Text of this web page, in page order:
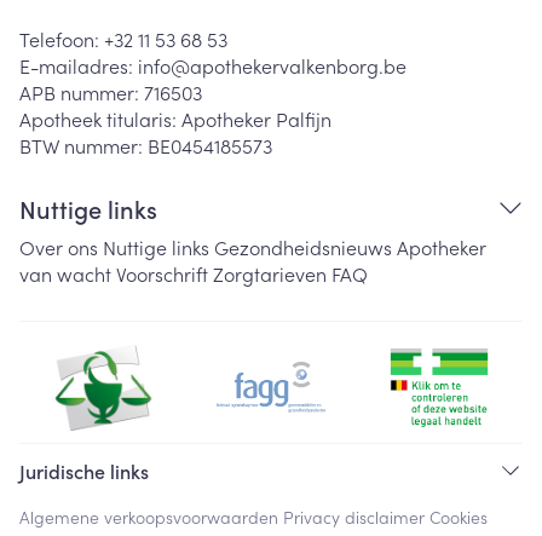
Telefoon: +32 11 53 68 53
E-mailadres: info@apothekervalkenborg.be
APB nummer: 716503
Apotheek titularis: Apotheker Palfijn
BTW nummer: BE0454185573
Nuttige links
Over ons Nuttige links Gezondheidsnieuws Apotheker
van wachtVoorschriftZorgtarieven FAQ
Juridische links
Algemene verkoopsvoorwaarden Privacy disclaimer Cookies